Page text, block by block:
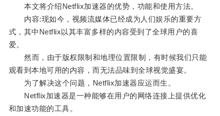
本文将介绍Netflix加速器的优势，功能和使用方法。
内容:现如今，视频流媒体已经成为人们娱乐的重要方
式，其中Netflix以其丰富多样的内容受到了全球用户的喜
爱。
然而，由于版权限制和地理位置限制，有时候我们只能
观看到本地可用的内容，而无法品味到全球视觉盛宴。
为了解决这个问题，Netflix加速器应运而生。
Netflix加速器是一种能够在用户的网络连接上提供优化
和加速功能的工具。